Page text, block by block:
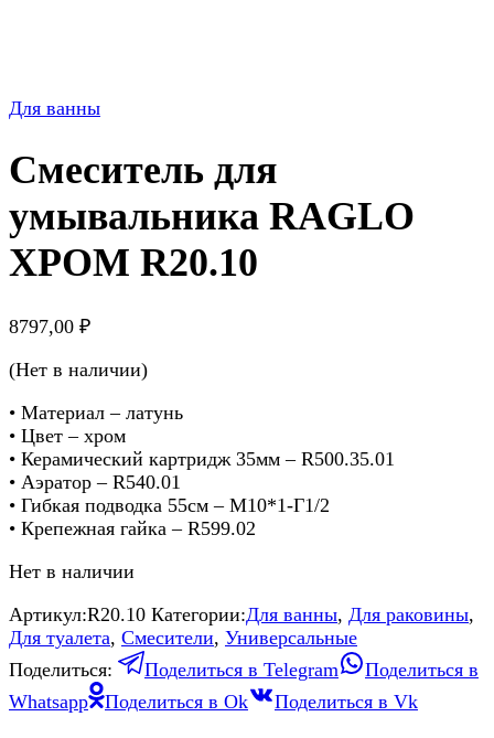
Для ванны
Смеситель для
умывальника RAGLO
ХРОМ R20.10
8797,00 ₽
(Нет в наличии)
• Материал – латунь
• Цвет – хром
• Керамический картридж 35мм – R500.35.01
• Аэратор – R540.01
• Гибкая подводка 55см – M10*1-Г1/2
• Крепежная гайка – R599.02
Нет в наличии
Артикул:R20.10 Категории:Для ванны, Для раковины,
Для туалета, Смесители, Универсальные
Поделиться:
Поделиться в Telegram
Поделиться в
Whatsapp
Поделиться в Ok
Поделиться в Vk